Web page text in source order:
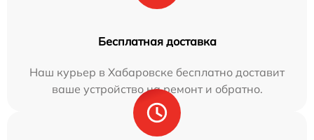
Бесплатная доставка
Наш курьер в Хабаровске бесплатно доставит
ваше устройство на ремонт и обратно.